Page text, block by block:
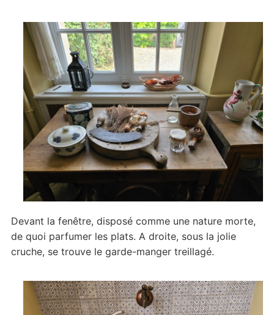
Devant la fenêtre, disposé comme une nature morte,
de quoi parfumer les plats. A droite, sous la jolie
cruche, se trouve le garde-manger treillagé.